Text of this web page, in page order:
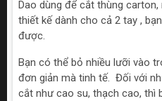
Dao dùng để cắt thùng
thiết kế dành cho cả 2 tay ,
được.
Bạn có thể bỏ nhiều lưỡi vào
đơn giản mà tinh tế. Đối với
cắt như cao su, thạch cao, thì